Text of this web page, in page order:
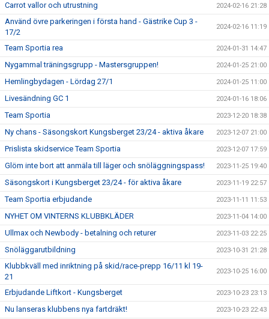
Carrot vallor och utrustning 2024-02-16 21:28
Använd övre parkeringen i första hand - Gästrike Cup 3 -
17/2
2024-02-16 11:19
Team Sportia rea 2024-01-31 14:47
Nygammal träningsgrupp - Mastersgruppen! 2024-01-25 21:00
Hemlingbydagen - Lördag 27/1 2024-01-25 11:00
Livesändning GC 1 2024-01-16 18:06
Team Sportia 2023-12-20 18:38
Ny chans - Säsongskort Kungsberget 23/24 - aktiva åkare 2023-12-07 21:00
Prislista skidservice Team Sportia 2023-12-07 17:59
Glöm inte bort att anmäla till läger och snöläggningspass! 2023-11-25 19:40
Säsongskort i Kungsberget 23/24 - för aktiva åkare 2023-11-19 22:57
Team Sportia erbjudande 2023-11-11 11:53
NYHET OM VINTERNS KLUBBKLÄDER 2023-11-04 14:00
Ullmax och Newbody - betalning och returer 2023-11-03 22:25
Snöläggarutbildning 2023-10-31 21:28
Klubbkväll med inriktning på skid/race-prepp 16/11 kl 19-
21
2023-10-25 16:00
Erbjudande Liftkort - Kungsberget 2023-10-23 23:13
Nu lanseras klubbens nya fartdräkt! 2023-10-23 22:43